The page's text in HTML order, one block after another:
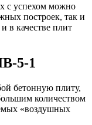
с успехом можно
построек, так и
в качестве плит
5-1
бетонную плиту,
количеством
«воздушных